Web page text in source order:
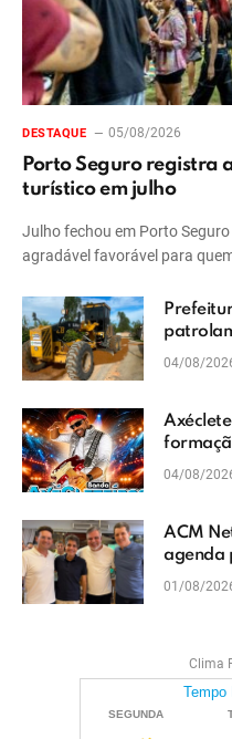
DESTAQUE 05/08/2026
Porto Seguro registra
turístico em julho
Julho fechou em Porto
agradável favorável para
Vera
04/08/
do
04/08/
ACM
agenda
e
01/08/
Clima